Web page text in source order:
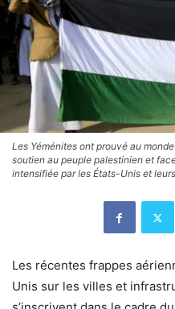
Les Yéménites ont prouvé au
soutien au peuple palestinien et
intensifiée par les États-Unis et
Les récentes frappes
Unis sur les villes et